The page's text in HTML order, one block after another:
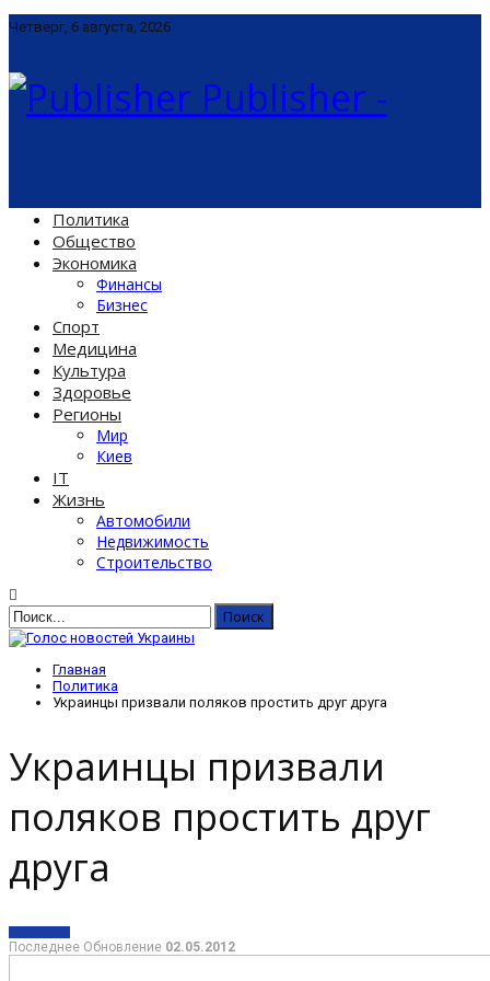
Четверг, 6 августа, 2026
Publisher -
Политика
Общество
Экономика
Финансы
Бизнес
Спорт
Медицина
Культура
Здоровье
Регионы
Мир
Киев
IT
Жизнь
Автомобили
Недвижимость
Строительство
Главная
Политика
Украинцы призвали поляков простить друг друга
Украинцы призвали
поляков простить друг
друга
Последнее Обновление 02.05.2012